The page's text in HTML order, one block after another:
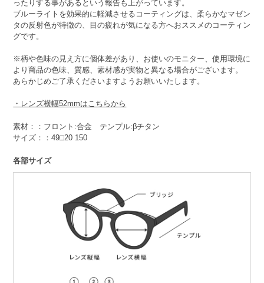
ったりする事があるという報告も上がっています。
ブルーライトを効果的に軽減させるコーティングは、柔らかなマゼン
タの反射色が特徴の、目の疲れが気になる方へおススメのコーティン
グです。
※柄や色味の見え方に個体差があり、お使いのモニター、使用環境に
より商品の色味、質感、素材感が実物と異なる場合がございます。
あらかじめご了承くださいますようお願いいたします。
・レンズ横幅52mmはこちらから
素材：：フロント:合金 テンプル:βチタン
サイズ：：49□20 150
各部サイズ